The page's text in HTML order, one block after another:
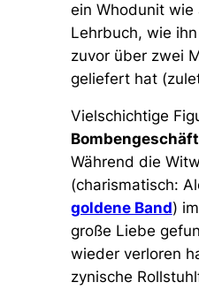
ein Whodunit wie
Lehrbuch, wie
zuvor über zwei
geliefert hat
Vielschichtige
Bombengeschäft
Während die
(charismatisch:
goldene Band)
große Liebe
wieder verloren
zynische